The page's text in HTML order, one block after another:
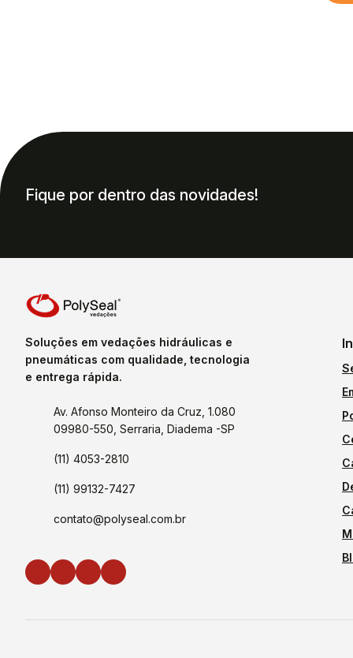
Fique por dentro das novidades!
Soluções em vedações hidráulicas e
pneumáticas com qualidade, tecnologia
e entrega rápida.
Av. Afonso Monteiro da Cruz, 1.080
09980-550, Serraria, Diadema -SP
(11) 4053-2810
(11) 99132-7427
contato@polyseal.com.br